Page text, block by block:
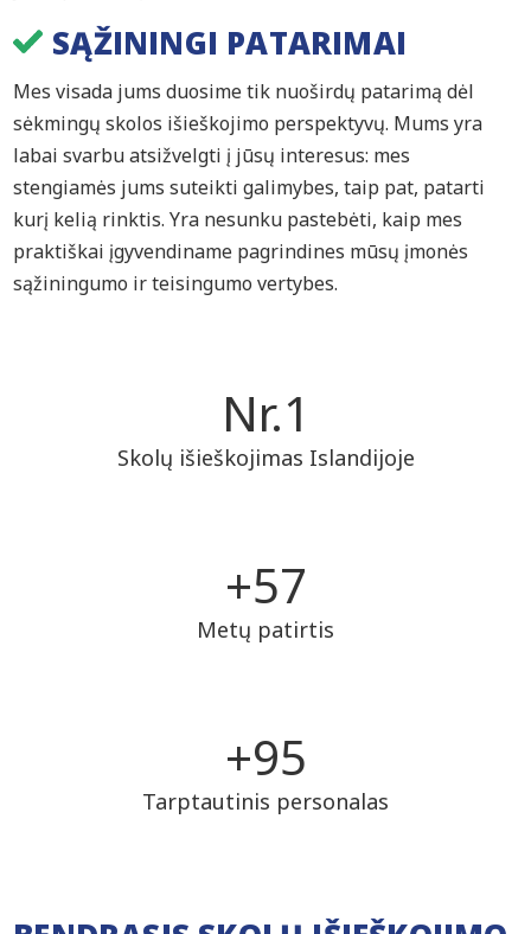
SĄŽININGI PATARIMAI
Mes visada jums duosime tik nuoširdų patarimą dėl
sėkmingų skolos išieškojimo perspektyvų. Mums yra
labai svarbu atsižvelgti į jūsų interesus: mes
stengiamės jums suteikti galimybes, taip pat, patarti
kurį kelią rinktis. Yra nesunku pastebėti, kaip mes
praktiškai įgyvendiname pagrindines mūsų įmonės
sąžiningumo ir teisingumo vertybes.
Nr.1
Skolų išieškojimas Islandijoje
+59
Metų patirtis
+98
Tarptautinis personalas